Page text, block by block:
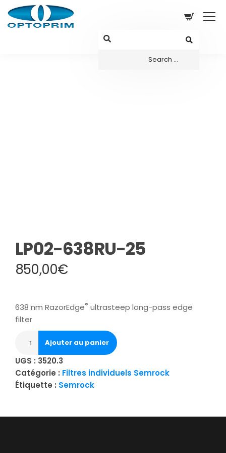
LP02-638RU-25
850,00€
638 nm RazorEdge® ultrasteep long-pass edge
filter
Ajouter au panier
UGS : 3520.3
Catégorie : Filtres individuels Semrock
Étiquette : Semrock